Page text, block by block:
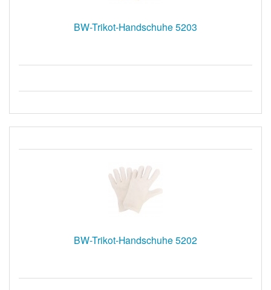
BW-Trikot-Handschuhe 5203
BW-Trikot-Handschuhe 5202